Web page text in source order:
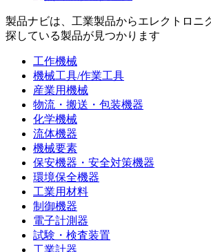
製品ナビは、工業製品からエレクトロニ
探している製品が見つかります
工作機械
機械工具/作業工具
産業用機械
物流・搬送・包装機器
化学機械
流体機器
機械要素
保安機器・安全対策機器
環境保全機器
工業用材料
制御機器
電子計測器
試験・検査装置
工業計器